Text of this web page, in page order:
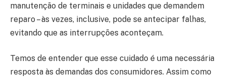
manutenção de terminais e unidades que demandem
reparo – às vezes, inclusive, pode se antecipar falhas,
evitando que as interrupções aconteçam.
Temos de entender que esse cuidado é uma necessária
resposta às demandas dos consumidores. Assim como